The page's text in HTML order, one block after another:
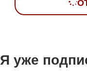
Я уже